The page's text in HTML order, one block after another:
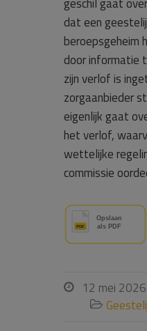
dat een
beroepsgeheim
door informatie
zijn verlof is
zorgaanbieder
eigenlijk gaat
het verlof,
wettelijke
commissie
 12 mei 2026
